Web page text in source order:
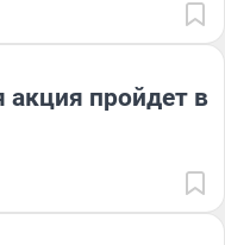
пройдет в